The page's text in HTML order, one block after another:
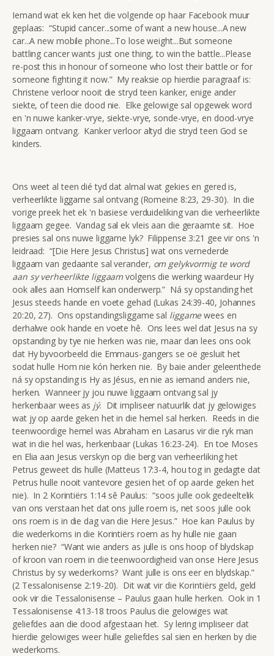
Iemand wat ek ken het die volgende op haar Facebook muur
geplaas: “Stupid cancer...some of want a new house...A new
car...A new mobile phone...To lose weight...But someone
battling cancer wants just one thing, to win the battle...Please
re-post this in honour of someone who lost their battle or for
someone fighting it now.” My reaksie op hierdie paragraaf is:
Christene verloor nooit die stryd teen kanker, enige ander
siekte, of teen die dood nie. Elke gelowige sal opgewek word
en 'n nuwe kanker-vrye, siekte-vrye, sonde-vrye, en dood-vrye
liggaam ontvang. Kanker verloor altyd die stryd teen God se
kinders.
Ons weet al teen dié tyd dat almal wat gekies en gered is,
verheerlikte liggame sal ontvang (Romeine 8:23, 29-30). In die
vorige preek het ek 'n basiese verduideliking van die verheerlikte
liggaam gegee. Vandag sal ek vleis aan die geraamte sit. Hoe
presies sal ons nuwe liggame lyk? Filippense 3:21 gee vir ons 'n
leidraad: “[Die Here Jesus Christus] wat ons vernederde
liggaam van gedaante sal verander, om gelykvormig te word
aan sy verheerlikte liggaam volgens die werking waardeur Hy
ook alles aan Homself kan onderwerp.” Ná sy opstanding het
Jesus steeds hande en voete gehad (Lukas 24:39-40, Johannes
20:20, 27). Ons opstandingsliggame sal liggamewees en
derhalwe ook hande en voete hê. Ons lees wel dat Jesus na sy
opstanding by tye nie herken was nie, maar dan lees ons ook
dat Hy byvoorbeeld die Emmaus-gangers se oë gesluit het
sodat hulle Hom nie kón herken nie. By baie ander geleenthede
ná sy opstanding is Hy as Jésus, en nie as iemand anders nie,
herken. Wanneer jy jou nuwe liggaam ontvang sal jy
herkenbaar wees as jý. Dit impliseer natuurlik dat jy gelowiges
wat jy op aarde geken het in die hemel sal herken. Reeds in die
teenwoordige hemel was Abraham en Lasarus vir die ryk man
wat in die hel was, herkenbaar (Lukas 16:23-24). En toe Moses
en Elia aan Jesus verskyn op die berg van verheerliking het
Petrus geweet dis hulle (Matteus 17:3-4, hou tog in gedagte dat
Petrus hulle nooit vantevore gesien het of op aarde geken het
nie). In 2 Korintiërs 1:14 sê Paulus: “soos julle ook gedeeltelik
van ons verstaan het dat ons julle roem is, net soos julle ook
ons roem is in die dag van die Here Jesus.” Hoe kan Paulus by
die wederkoms in die Korintiërs roem as hy hulle nie gaan
herken nie? “Want wie anders as julle is ons hoop of blydskap
of kroon van roem in die teenwoordigheid van onse Here Jesus
Christus by sy wederkoms? Want julle is ons eer en blydskap.”
(2 Tessalonisense 2:19-20). Dit wat vir die Korintiërs geld, geld
ook vir die Tessalonisense – Paulus gaan hulle herken. Ook in 1
Tessalonisense 4:13-18 troos Paulus die gelowiges wat
geliefdes aan die dood afgestaan het. Sy lering impliseer dat
hierdie gelowiges weer hulle geliefdes sal sien en herken by die
wederkoms.